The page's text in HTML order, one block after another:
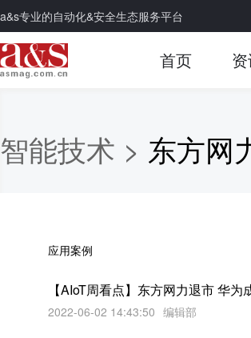
a&s专业的自动化&安全生态服务平台
首页
智能技术 > 东方网
应用案例
【AIoT周看点】东方网力退市 华为
2022-06-02 14:43:50 编辑部